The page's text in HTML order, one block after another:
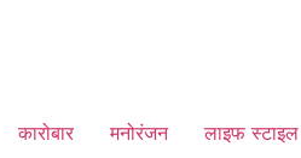
कारोबार मनोरंजन लाइफ स्टाइल